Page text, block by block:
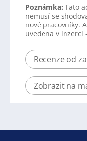
Poznámka: Tato
nemusí se
nové pracovníky.
uvedena v inzerci
Recenze od
Zobrazit na